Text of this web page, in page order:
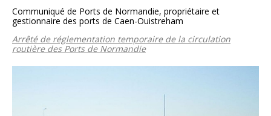
Communiqué de Ports de Normandie, propriétaire et
gestionnaire des ports de Caen-Ouistreham
Arrêté de réglementation temporaire de la circulation
routière des Ports de Normandie